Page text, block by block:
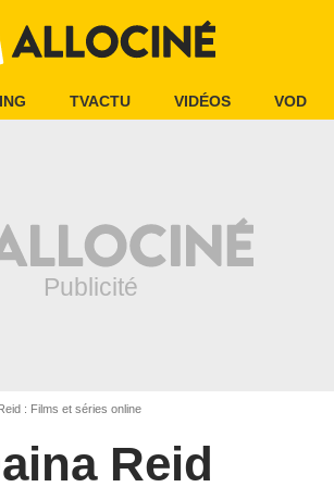
TVACTU VIDÉOS VOD
: Films et séries online
Reid